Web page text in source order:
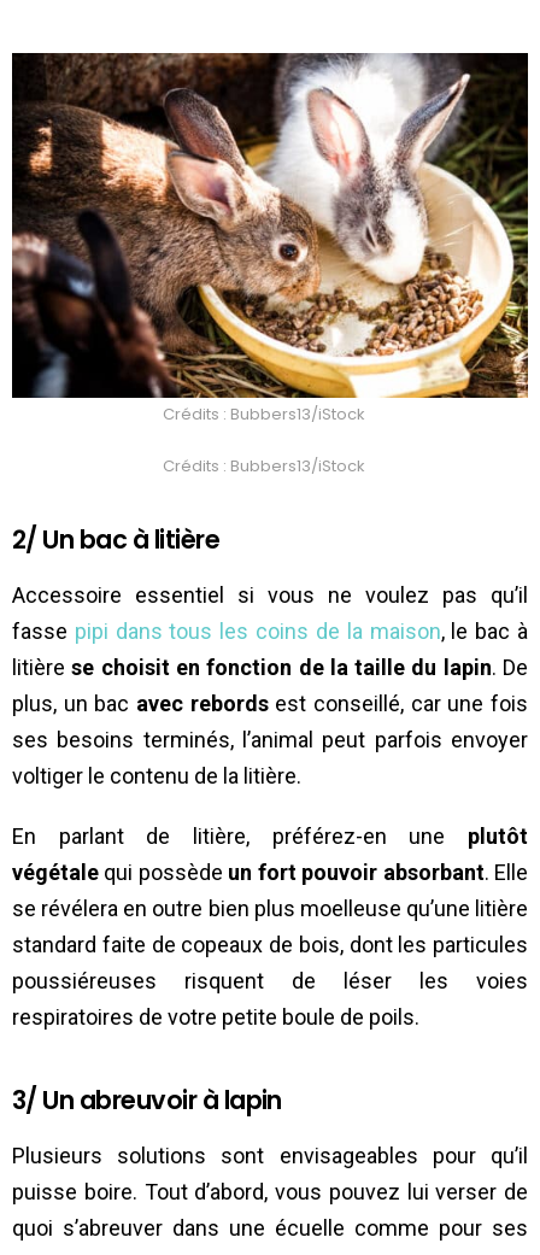
Crédits : Bubbers13/iStock
Crédits : Bubbers13/iStock
2/ Un bac à litière
Accessoire essentiel si vous ne voulez pas qu’il
fasse pipi dans tous les coins de la maison, le bac à
litièrese choisit en fonction de la taille du lapin. De
plus, un bac avec rebordsest conseillé, car une fois
ses besoins terminés, l’animal peut parfois envoyer
voltiger le contenu de la litière.
En parlant de litière, préférez-en une plutôt
végétale qui possède un fort pouvoir absorbant. Elle
se révélera en outre bien plus moelleuse qu’une litière
standard faite de copeaux de bois, dont les particules
poussiéreuses risquent de léser les voies
respiratoires de votre petite boule de poils.
3/ Un abreuvoir à lapin
Plusieurs solutions sont envisageables pour qu’il
puisse boire. Tout d’abord, vous pouvez lui verser de
quoi s’abreuver dans une écuelle comme pour ses